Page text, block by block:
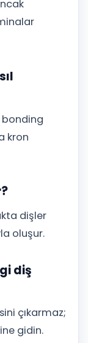
kron
dişler
oluşur.
diş
çıkarmaz;
gidin.